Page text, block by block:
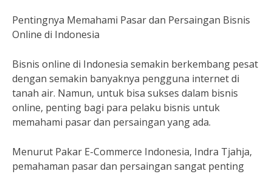
Pentingnya Memahami Pasar dan Persaingan Bisnis
Online di Indonesia
Bisnis online di Indonesia semakin berkembang pesat
dengan semakin banyaknya pengguna internet di
tanah air. Namun, untuk bisa sukses dalam bisnis
online, penting bagi para pelaku bisnis untuk
memahami pasar dan persaingan yang ada.
Menurut Pakar E-Commerce Indonesia, Indra Tjahja,
pemahaman pasar dan persaingan sangat penting